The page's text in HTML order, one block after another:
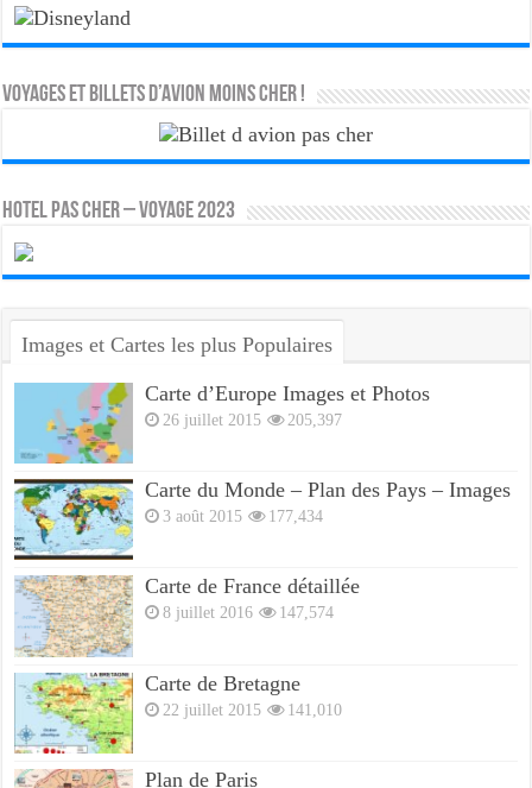
Voyages et Billets d’Avion moins cher !
HOTEL PAS CHER – VOYAGE 2023
Images et Cartes les plus Populaires
Carte d’Europe Images et Photos
26 juillet 2015 205,397
Carte du Monde – Plan des Pays – Images
3 août 2015 177,434
Carte de France détaillée
8 juillet 2016 147,574
Carte de Bretagne
22 juillet 2015 141,010
Plan de Paris